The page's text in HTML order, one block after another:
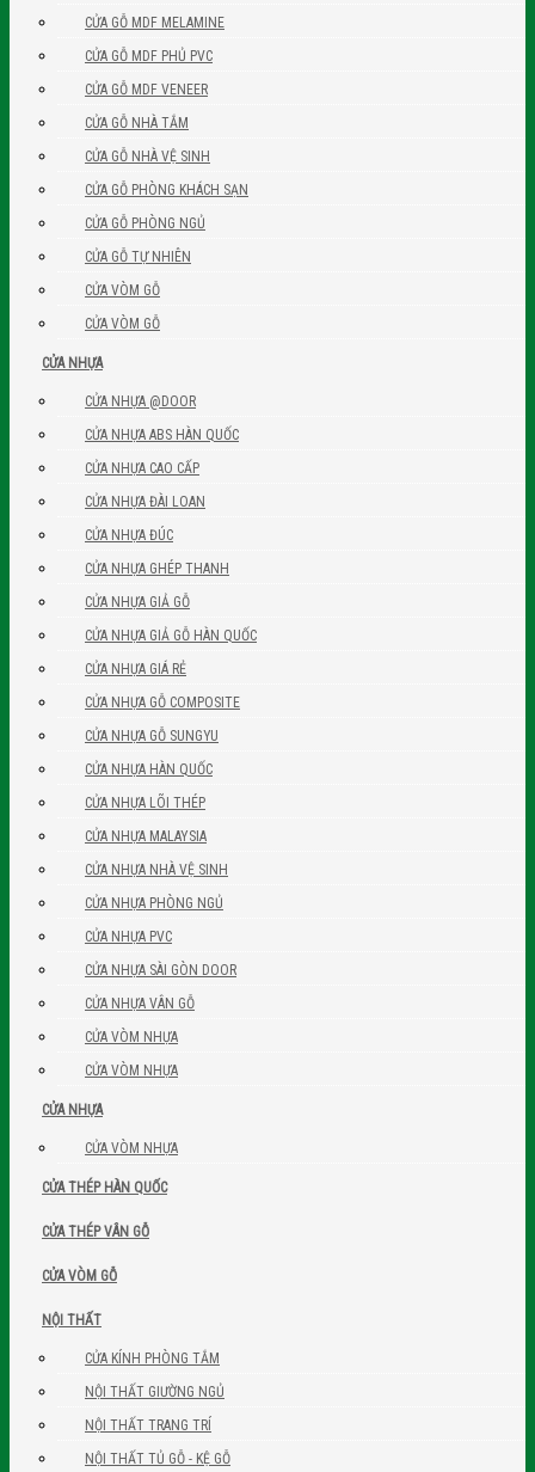
CỬA GỖ MDF MELAMINE
CỬA GỖ MDF PHỦ PVC
CỬA GỖ MDF VENEER
CỬA GỖ NHÀ TẮM
CỬA GỖ NHÀ VỆ SINH
CỬA GỖ PHÒNG KHÁCH SẠN
CỬA GỖ PHÒNG NGỦ
CỬA GỖ TỰ NHIÊN
CỬA VÒM GỖ
CỬA VÒM GỖ
CỬA NHỰA
CỬA NHỰA @DOOR
CỬA NHỰA ABS HÀN QUỐC
CỬA NHỰA CAO CẤP
CỬA NHỰA ĐÀI LOAN
CỬA NHỰA ĐÚC
CỬA NHỰA GHÉP THANH
CỬA NHỰA GIẢ GỖ
CỬA NHỰA GIẢ GỖ HÀN QUỐC
CỬA NHỰA GIÁ RẺ
CỬA NHỰA GỖ COMPOSITE
CỬA NHỰA GỖ SUNGYU
CỬA NHỰA HÀN QUỐC
CỬA NHỰA LÕI THÉP
CỬA NHỰA MALAYSIA
CỬA NHỰA NHÀ VỆ SINH
CỬA NHỰA PHÒNG NGỦ
CỬA NHỰA PVC
CỬA NHỰA SÀI GÒN DOOR
CỬA NHỰA VÂN GỖ
CỬA VÒM NHỰA
CỬA VÒM NHỰA
CỬA NHỰA
CỬA VÒM NHỰA
CỬA THÉP HÀN QUỐC
CỬA THÉP VÂN GỖ
CỬA VÒM GỖ
NỘI THẤT
CỬA KÍNH PHÒNG TẮM
NỘI THẤT GIƯỜNG NGỦ
NỘI THẤT TRANG TRÍ
NỘI THẤT TỦ GỖ - KỆ GỖ